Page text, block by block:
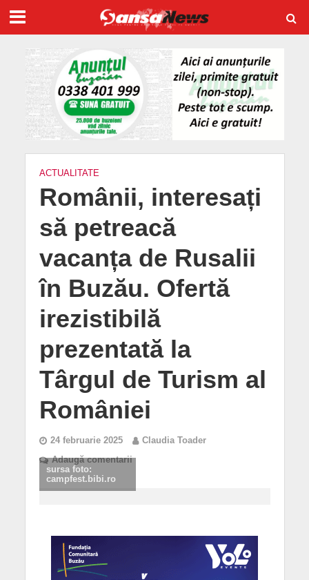
ACTUALITATE
Românii, interesați
să petreacă
vacanța de Rusalii
în Buzău. Ofertă
irezistibilă
prezentată la
Târgul de Turism al
României
24 februarie 2025
Claudia Toader
Adaugă comentarii
sursa foto:
campfest.bibi.ro